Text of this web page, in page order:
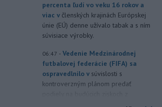
percenta ľudí vo veku 16 rokov a
viac v členských krajinách Európskej
únie (EÚ) denne užívalo tabak a s ním
súvisiace výrobky.
06:47 - Vedenie Medzinárodnej
futbalovej federácie (FIFA) sa
ospravedlnilo v súvislosti s
kontroverzným plánom predať